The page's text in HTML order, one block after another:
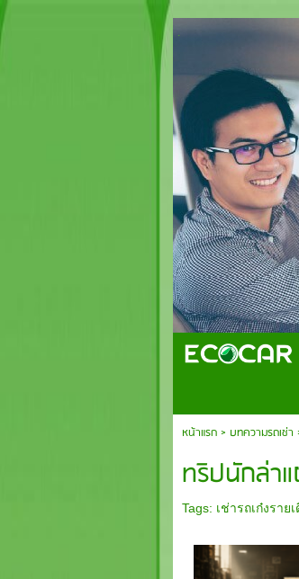
.
หน้าแรก> บทความรถเช่า
ทริปนักล่าแ
Tags: เช่ารถเก๋งราย